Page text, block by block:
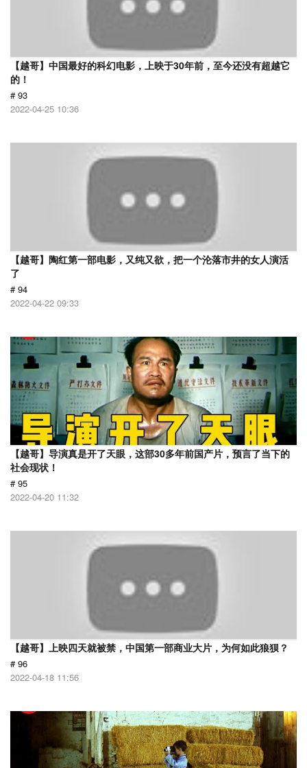
【越哥】中国最好的科幻电影，上映于30年前，至今还没有超越它
的！
# 93
2022-04-25 10:36
【越哥】陶红第一部电影，又纯又欲，把一个沦落市井的女人演活
了
# 94
2022-04-22 09:33
【越哥】导演真是开了天眼，这部30多年前国产片，预言了当下的
社会现状！
# 95
2022-04-20 11:32
【越哥】上映四天就被禁，中国第一部商业大片，为何如此狼狈？
# 96
2022-04-18 11:56